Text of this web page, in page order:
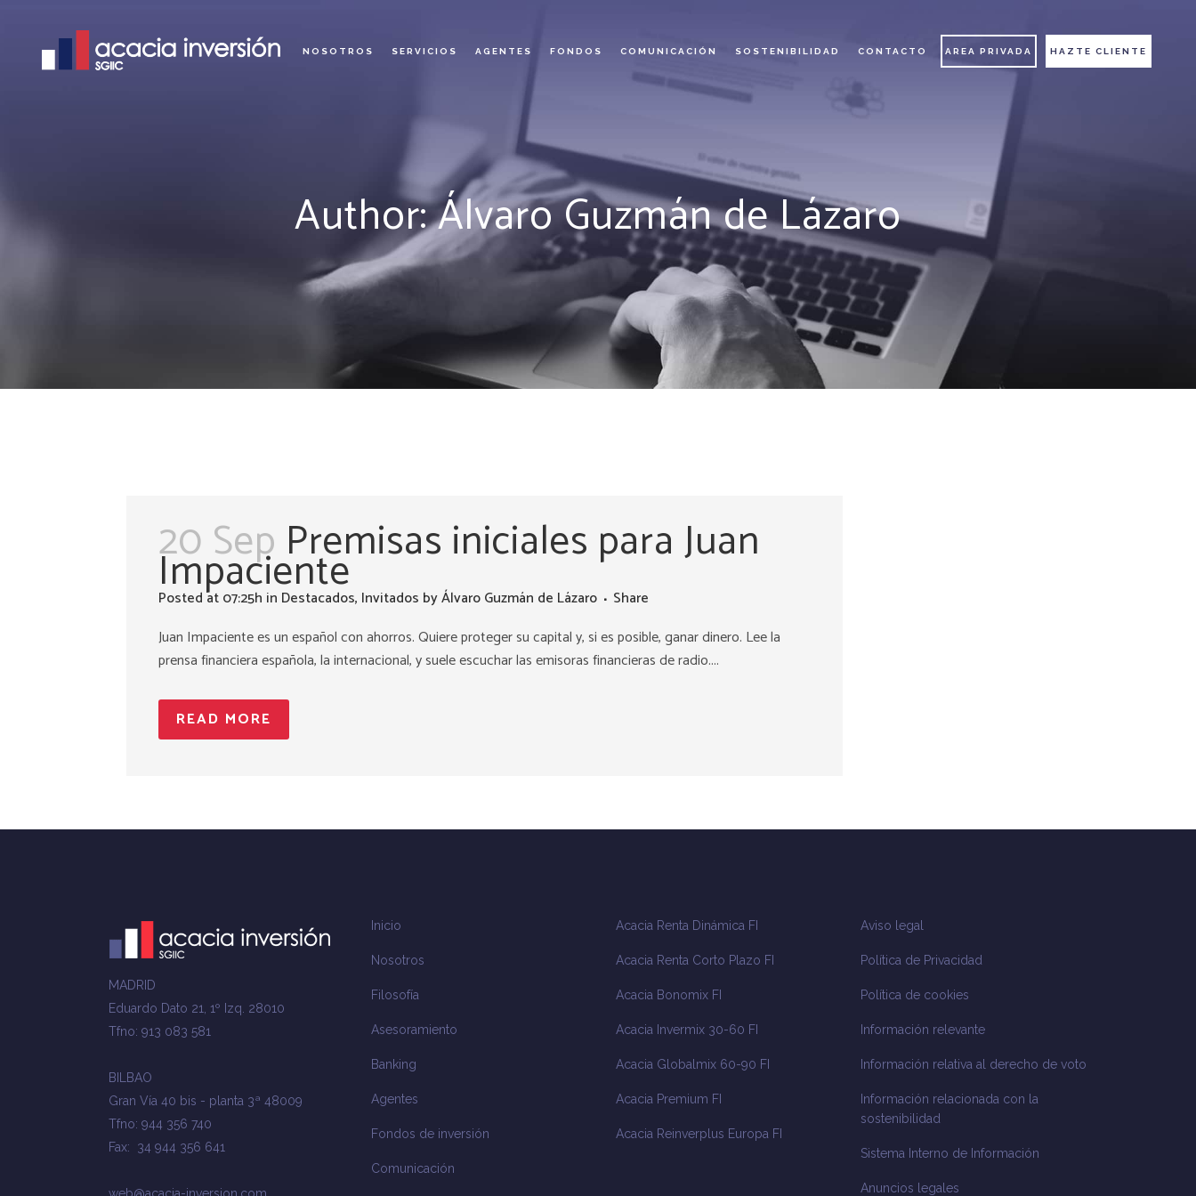
NOSOTROS SERVICIOS AGENTES FONDOS COMUNICACIÓN SOSTENIBILIDAD CONTACTO AREA PRIVADA HAZTE CLIENTE
Author: Álvaro Guzmán de Lázaro
20 Sep Premisas iniciales para Juan
Impaciente
Posted at 07:25h in Destacados, Invitados byÁlvaro Guzmán de Lázaro
Share
Juan Impaciente es un español con ahorros. Quiere proteger su capital y, si es posible, ganar dinero. Lee la
prensa financiera española, la internacional, y suele escuchar las emisoras financieras de radio....
READ MORE
MADRID
Eduardo Dato 21, 1º Izq. 28010
Tfno: 913 083 581
BILBAO
Gran Vía 40 bis - planta 3ª 48009
Tfno: 944 356 740
Fax: 34 944 356 641
Inicio
Nosotros
Filosofía
Asesoramiento
Banking
Agentes
Fondos de inversión
Comunicación
Acacia Renta Dinámica FI
Acacia Renta Corto Plazo FI
Acacia Bonomix FI
Acacia Invermix 30-60 FI
Acacia Globalmix 60-90 FI
Acacia Premium FI
Acacia Reinverplus Europa FI
Aviso legal
Política de Privacidad
Política de cookies
Información relevante
Información relativa al derecho de voto
Información relacionada con la
sostenibilidad
Sistema Interno de Información
Anuncios legales